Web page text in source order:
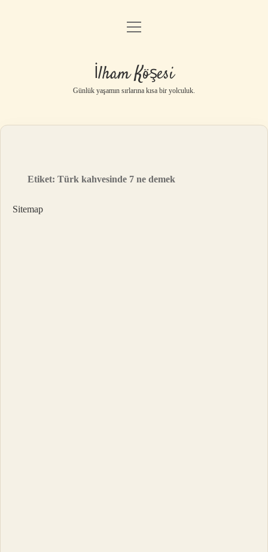
Anasayfa
Yasal Uyarı
menüyü
İlham Köşesi
Günlük yaşamın sırlarına kısa bir yolculuk.
Etiket:Türk kahvesinde 7 ne demek
Sitemap